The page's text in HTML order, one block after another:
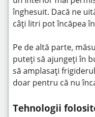
înghesuit. Dacă ne
câți litri pot încăpea
Pe de altă parte,
puteți să ajungeți în
să amplasați
doar pentru că nu
Tehnologii